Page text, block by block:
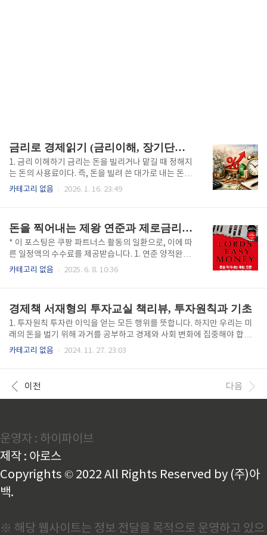
금리로 경제읽기 (금리이해, 장기단기금리, 유동성선호이론)
1. 금리 이해하기 금리는 돈을 빌리거나 맡길 때 정해지
는 돈의 사용료이다. 즉, 돈을 빌려 쓴 대가로 내는 돈의
비율이 바로 금리이다. 우리가 은행에서 돈을 빌리면 그
준으로 원금의 몇 퍼센트를 이자로 내거나 받는지를 의
미한다.예를 들어, 금리가 5%일 때 100만 원을 1년 동
안 빌리면 1년 뒤에 내야 할 이자는 5만 원이고, 총 105
만 원을 갚게 된다. 반대로 은행에 돈을 맡기면, 은행은
그 돈을 사용한 대가로 우리에게 이자를 준다. 이때도
카테고리 없음 2026. 1. 16. 23:49
돈을 찍어내는 제왕 연준과 제로금리, 서민의 삶
* 이 포스팅은 쿠팡 파트너스 활동의 일환으로, 이에 따
른 일정액의 수수료를 제공받습니다. 1. 연준 양적완화
와 토머스 호닉 1부 '정중히 사양합니다'에서는 주요 인
달러 수준에서 2010년 2월에는 약 1조 2000억 달러로
600배나 증가했고, 돈이 어마어마하게 불려진 지금은
호닉은 자산버블에 계속 반대표를 던지고 있었습니다.
당시 연준 의장 벤 버냉키는 2002년에 연준으로 왔고 2
006년에 의장이 되었으며, 글로벌 금융위기가 닥쳤을
는 2010년 양적완화를 한번 더 ..
카테고리 없음 2025. 6. 8. 10:36
경제책 서재형의 투자교실 책리뷰, 투자원칙과 기초
1. 투자원칙 투자란 이익을 얻는 모든 행위를 뜻합니다. 하지만 우리는 미
래의 돈을 벌기 위해 과거를 공부하고 경제와 사회 변화에 집중해야 합니
다. 투자에는 8가지의 원칙이 있습니다. 첫째는 아는 것만 투자하는 것입니
대로 하지 못하는 경우가 있습니다. 너무 큰 욕심보다는 안전하고 잃지 않
아야 합니다. 셋째는 시장을 존중해야 합니다. 언젠가는 꼭 이익을 내겠다
카테고리 없음 2024. 11. 27. 23:03
이전 다음
운영자 : 하이파이브
제작 : 아로스
Copyrights © 2022 All Rights Reserved by (주)아
백.
※ 해당 웹사이트는 정보 전달을 목적으로 운영하고 있으